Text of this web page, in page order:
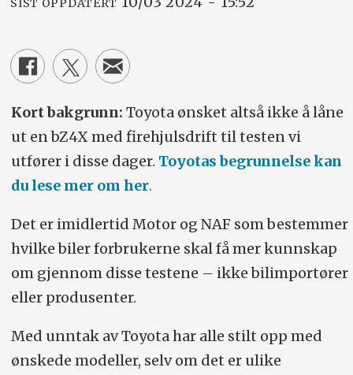
SIST OPPDATERT
Kort bakgrunn: Toyota ønsket altså ikke å låne
ut en bZ4X med firehjulsdrift til testen vi
utfører i disse dager. Toyotas begrunnelse kan
du lese mer om her.
Det er imidlertid Motor og NAF som bestemmer
hvilke biler forbrukerne skal få mer kunnskap
om gjennom disse testene – ikke bilimportører
eller produsenter.
Med unntak av Toyota har alle stilt opp med
ønskede modeller, selv om det er ulike